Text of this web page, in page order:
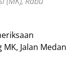
Jalan Medan